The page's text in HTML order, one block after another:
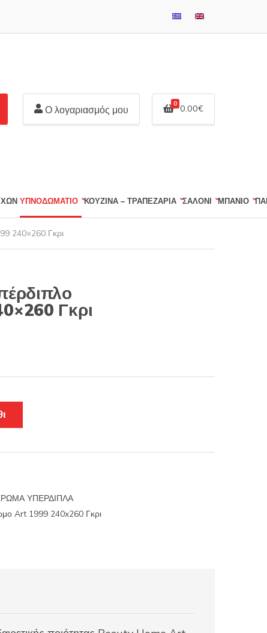
Ο λογαριασμός μου 0 0.00€
ΥΠΝΟΔΩΜΑΤΙΟ ΚΟΥΖΙΝΑ – ΤΡΑΠΕΖΑΡΙΑ ΣΑΛΟΝΙ ΜΠΑΝΙΟ
240×260 Γκρι
Γκρι
ΥΠΕΡΔΙΠΛΑ
Art 1999 240x260 Γκρι